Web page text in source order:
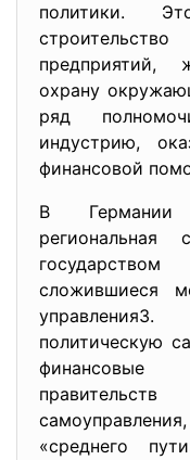
политики.
предприятий,
охрану
ряд
индустрию,
финансовой
В Германии
региональная
сложившиеся
политическую
финансовые
«среднего